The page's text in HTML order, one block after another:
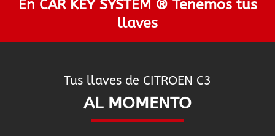
En CAR KEY SYSTEM ® Tenemos tus
llaves
Tus llaves de CITROEN C3
AL MOMENTO